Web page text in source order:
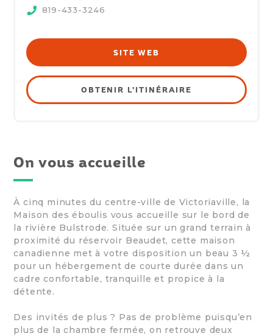
819-433-3246
SITE WEB
OBTENIR L'ITINÉRAIRE
On vous accueille
À cinq minutes du centre-ville de Victoriaville, la
Maison des éboulis vous accueille sur le bord de
la rivière Bulstrode. Située sur un grand terrain à
proximité du réservoir Beaudet, cette maison
canadienne met à votre disposition un beau 3 ½
pour un hébergement de courte durée dans un
cadre confortable, tranquille et propice à la
détente.
Des invités de plus ? Pas de problème puisqu’en
plus de la chambre fermée, on retrouve deux